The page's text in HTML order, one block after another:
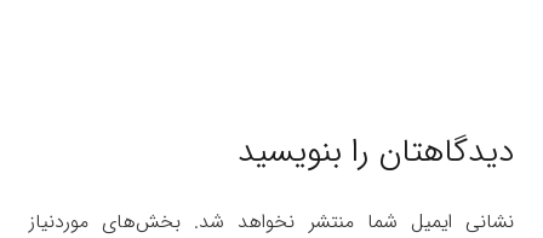
دیدگاهتان را بنویسید
نشانی ایمیل شما منتشر نخواهد شد. بخش‌های موردنیاز